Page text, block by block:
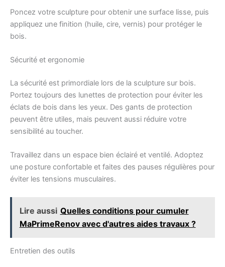
Poncez votre sculpture pour obtenir une surface lisse, puis
appliquez une finition (huile, cire, vernis) pour protéger le
bois.
Sécurité et ergonomie
La sécurité est primordiale lors de la sculpture sur bois.
Portez toujours des lunettes de protection pour éviter les
éclats de bois dans les yeux. Des gants de protection
peuvent être utiles, mais peuvent aussi réduire votre
sensibilité au toucher.
Travaillez dans un espace bien éclairé et ventilé. Adoptez
une posture confortable et faites des pauses régulières pour
éviter les tensions musculaires.
Lire aussi Quelles conditions pour cumuler
MaPrimeRenov avec d'autres aides travaux ?
Entretien des outils